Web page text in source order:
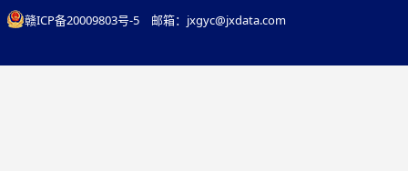
赣ICP备20009803号-5
邮箱：jxgyc@jxdata.com